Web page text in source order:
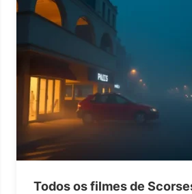
Todos os filmes de